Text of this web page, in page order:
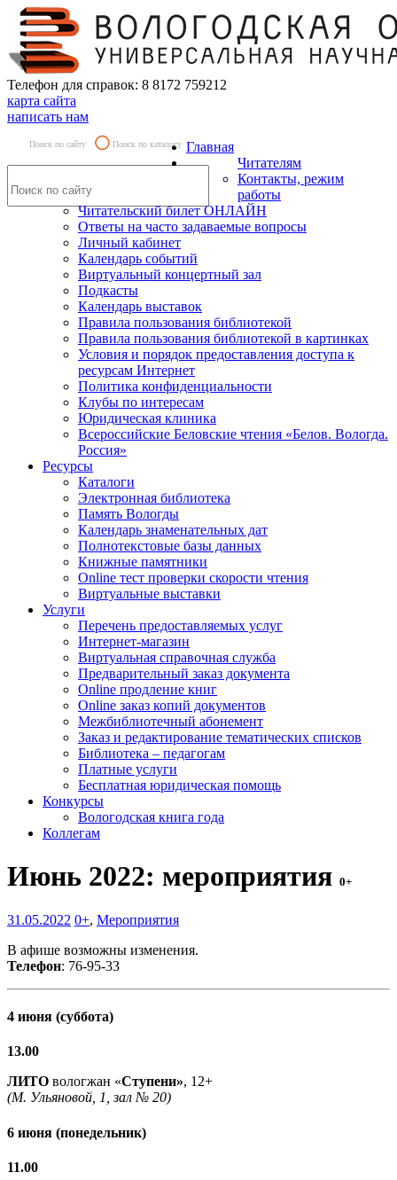
Телефон для справок: 8 8172 759212
карта сайта
написать нам
Поиск по сайту Поиск по каталогу Главная
Читателям
Контакты, режим
работы
Читательский билет ОНЛАЙН
Ответы на часто задаваемые вопросы
Личный кабинет
Календарь событий
Виртуальный концертный зал
Подкасты
Календарь выставок
Правила пользования библиотекой
Правила пользования библиотекой в картинках
Условия и порядок предоставления доступа к
ресурсам Интернет
Политика конфиденциальности
Клубы по интересам
Юридическая клиника
Всероссийские Беловские чтения «Белов. Вологда.
Россия»
Ресурсы
Каталоги
Электронная библиотека
Память Вологды
Календарь знаменательных дат
Полнотекстовые базы данных
Книжные памятники
Online тест проверки скорости чтения
Виртуальные выставки
Услуги
Перечень предоставляемых услуг
Интернет-магазин
Виртуальная справочная служба
Предварительный заказ документа
Online продление книг
Online заказ копий документов
Межбиблиотечный абонемент
Заказ и редактирование тематических списков
Библиотека – педагогам
Платные услуги
Бесплатная юридическая помощь
Конкурсы
Вологодская книга года
Коллегам
Июнь 2022: мероприятия 0+
31.05.2022 0+, Мероприятия
В афише возможны изменения.
Телефон: 76-95-33
4 июня (суббота)
13.00
ЛИТО вологжан «Ступени», 12+
(М. Ульяновой, 1, зал № 20)
6 июня (понедельник)
11.00